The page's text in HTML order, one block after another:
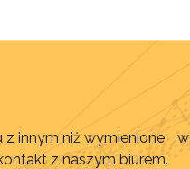
z innym niż wymienione w
z naszym biurem.